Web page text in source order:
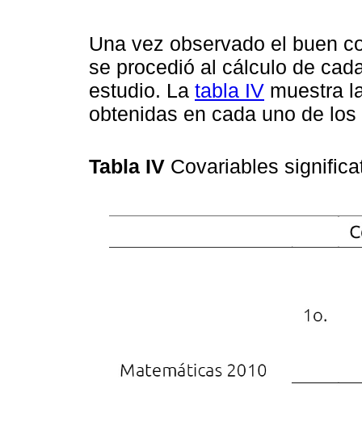
Una vez observado el buen
se procedió al cálculo de
estudio. La tabla IV muestra
obtenidas en cada uno de
Tabla IV Covariables